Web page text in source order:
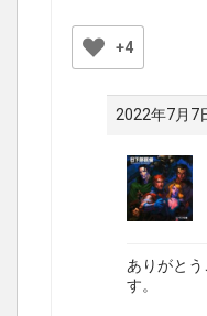
+4
2022年7月7
ありがと
す。